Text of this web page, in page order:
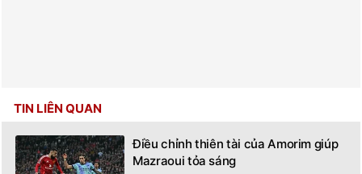
TIN LIÊN QUAN
Điều chỉnh thiên tài của Amorim giúp
Mazraoui tỏa sáng